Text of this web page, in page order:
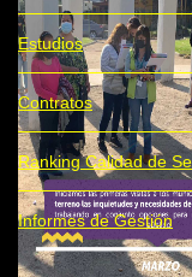
Estudios
Contratos
Ranking Calidad de
Informes de Gestión